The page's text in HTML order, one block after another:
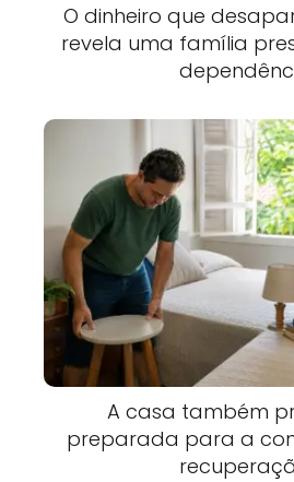
O dinheiro que
revela uma família
A casa também
preparada para a